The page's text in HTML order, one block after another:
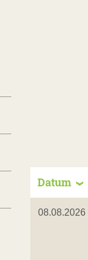
Datum
08.08.2026